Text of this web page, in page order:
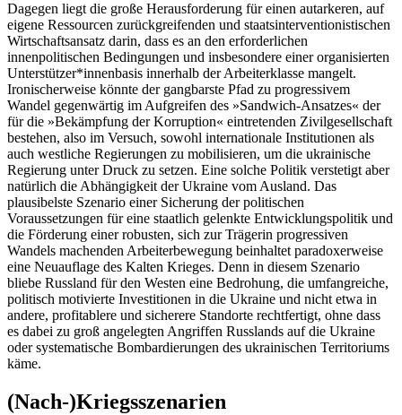
Dagegen liegt die große Herausforderung für einen autarkeren, auf
eigene Ressourcen zurückgreifenden und staatsinterventionistischen
Wirtschaftsansatz darin, dass es an den erforderlichen
innenpolitischen Bedingungen und insbesondere einer organisierten
Unterstützer*innenbasis innerhalb der Arbeiterklasse mangelt.
Ironischerweise könnte der gangbarste Pfad zu progressivem
Wandel gegenwärtig im Aufgreifen des »Sandwich-Ansatzes« der
für die »Bekämpfung der Korruption« eintretenden Zivilgesellschaft
bestehen, also im Versuch, sowohl internationale Institutionen als
auch westliche Regierungen zu mobilisieren, um die ukrainische
Regierung unter Druck zu setzen. Eine solche Politik verstetigt aber
natürlich die Abhängigkeit der Ukraine vom Ausland. Das
plausibelste Szenario einer Sicherung der politischen
Voraussetzungen für eine staatlich gelenkte Entwicklungspolitik und
die Förderung einer robusten, sich zur Trägerin progressiven
Wandels machenden Arbeiterbewegung beinhaltet paradoxerweise
eine Neuauflage des Kalten Krieges. Denn in diesem Szenario
bliebe Russland für den Westen eine Bedrohung, die umfangreiche,
politisch motivierte Investitionen in die Ukraine und nicht etwa in
andere, profitablere und sicherere Standorte rechtfertigt, ohne dass
es dabei zu groß angelegten Angriffen Russlands auf die Ukraine
oder systematische Bombardierungen des ukrainischen Territoriums
käme.
(Nach-)Kriegsszenarien